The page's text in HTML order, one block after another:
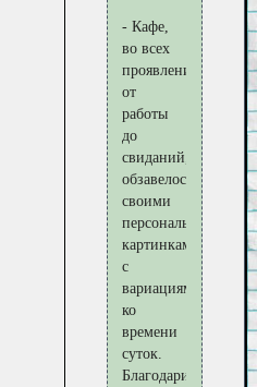
- Кафе,
во всех
проявления,
от
работы
до
свиданий,
обзавелось
своими
персональными
картинками
с
вариациями
ко
времени
суток.
Благодарим